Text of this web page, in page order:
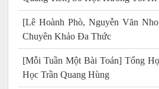
[Lê Hoành Phò, Nguyễn Văn
Chuyên Khảo Đa Thức
[Mỗi Tuần Một Bài Toán] Tổng
Học Trần Quang Hùng